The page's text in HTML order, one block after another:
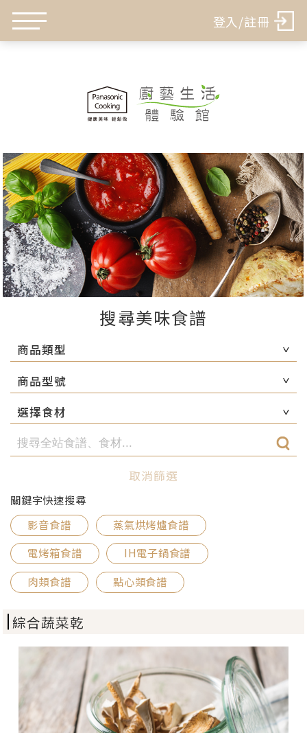
登入/註冊
搜尋美味食譜
商品類型
商品型號
選擇食材
取消篩選
關鍵字快速搜尋
影音食譜
蒸氣烘烤爐食譜
電烤箱食譜
IH電子鍋食譜
肉類食譜
點心類食譜
綜合蔬菜乾